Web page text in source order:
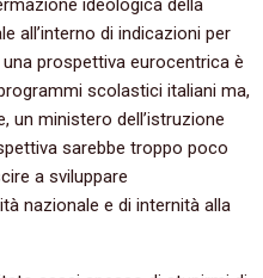
ideologica della
all’interno di indicazioni per
prospettiva eurocentrica è
scolastici italiani ma,
un ministero dell’istruzione
sarebbe troppo poco
a sviluppare
nazionale e di internità alla